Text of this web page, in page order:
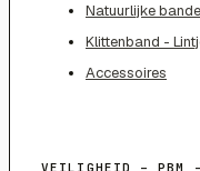
Natuurlijke
Klittenband -
Accessoires
VEILIGHEID – PBM –